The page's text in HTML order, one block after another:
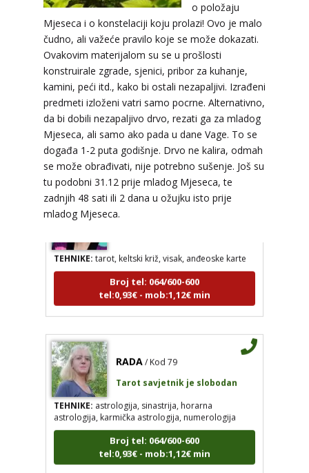
o položaju
Mjeseca i o konstelaciji koju prolazi! Ovo je malo
čudno, ali važeće pravilo koje se može dokazati.
Ovakovim materijalom su se u prošlosti
konstruirale zgrade, sjenici, pribor za kuhanje,
kamini, peći itd., kako bi ostali nezapaljivi. Izrađeni
predmeti izloženi vatri samo pocrne. Alternativno,
da bi dobili nezapaljivo drvo, rezati ga za mladog
Mjeseca, ali samo ako pada u dane Vage. To se
događa 1-2 puta godišnje. Drvo ne kalira, odmah
se može obrađivati, nije potrebno sušenje. Još su
tu podobni 31.12 prije mladog Mjeseca, te
zadnjih 48 sati ili 2 dana u ožujku isto prije
mladog Mjeseca.
JASMINKA/ Kod 56
Tarot savjetnik je slobodan
TEHNIKE:astrologija, numerologija, tarot
Broj tel: 064/600-600
tel:0,93€ - mob:1,12€ min
SARA/ Kod 01
TEHNIKE:tarot, keltski križ, visak, anđeoske karte
Broj tel: 064/600-600
tel:0,93€ - mob:1,12€ min
TEHNIKE:astrologija, sinastrija, horarna
astrologija, karmička astrologija, numerologija
Broj tel: 064/600-600
tel:0,93€ - mob:1,12€ min